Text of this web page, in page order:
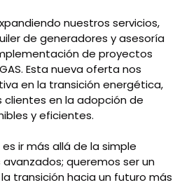
nuestros servicios,
de generadores y asesoría
de proyectos
Esta nueva oferta nos
en la transición energética,
en la adopción de
y eficientes.
ir más allá de la simple
queremos ser un
transición hacia un futuro más